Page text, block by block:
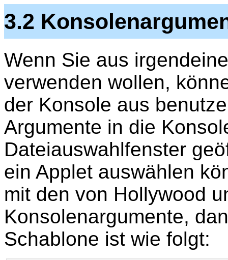
3.2
Wenn Sie aus
verwenden wollen,
der Konsole aus
Argumente in die
Dateiauswahlfenster
ein Applet auswählen
mit den von Hollywood
Konsolenargumente,
Schablone ist wie folgt: